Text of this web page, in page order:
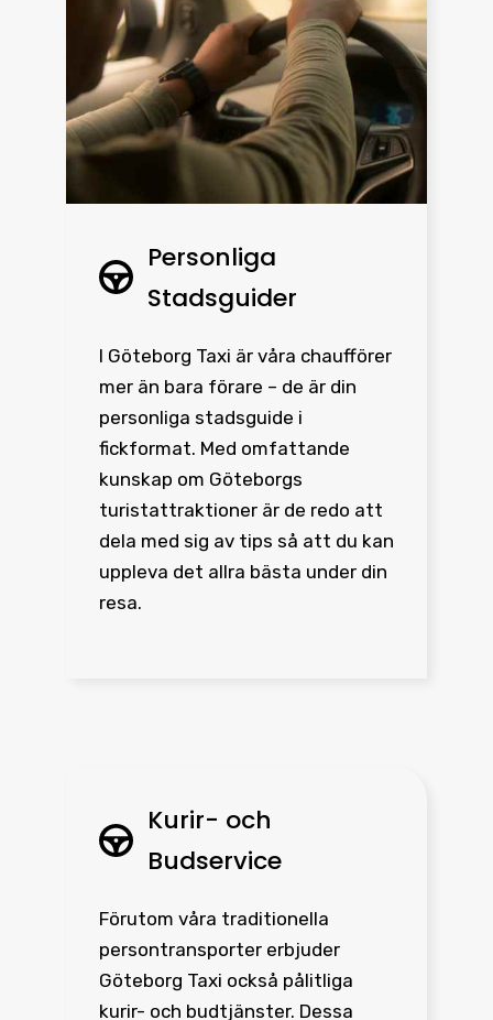
Personliga
Stadsguider
I Göteborg Taxi är våra chaufförer
mer än bara förare – de är din
personliga stadsguide i
fickformat. Med omfattande
kunskap om Göteborgs
turistattraktioner är de redo att
dela med sig av tips så att du kan
uppleva det allra bästa under din
resa.
Kurir- och
Budservice
Förutom våra traditionella
persontransporter erbjuder
Göteborg Taxi också pålitliga
kurir- och budtjänster. Dessa